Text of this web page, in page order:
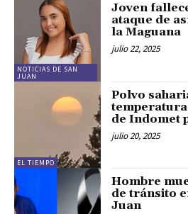
NOTICIAS DE SAN
JUAN
Joven
ataque de
la Maguana
julio 22, 2025
EL TIEMPO
Polvo
de Indomet
julio 20, 2025
Hombre
de tránsito
Juan